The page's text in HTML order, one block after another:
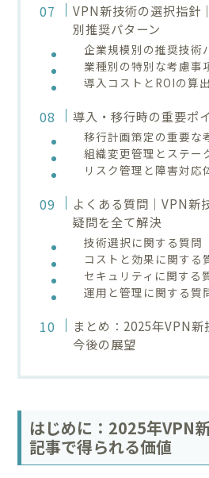
VPN新技術の選択指針
別推奨パターン
企業規模別の推奨技術
業種別の特別な考慮事
導入コストとROIの算
導入・移行時の重要ポ
移行計画策定の重要な
組織変更管理とステー
リスク管理と障害対応
よくある質問｜VPN新
疑問を全て解決
技術選択に関する質問
コストと効果に関する
セキュリティに関する
運用と管理に関する質
まとめ：2025年VPN新
今後の展望
はじめに：2025年VPN
記事で得られる価値